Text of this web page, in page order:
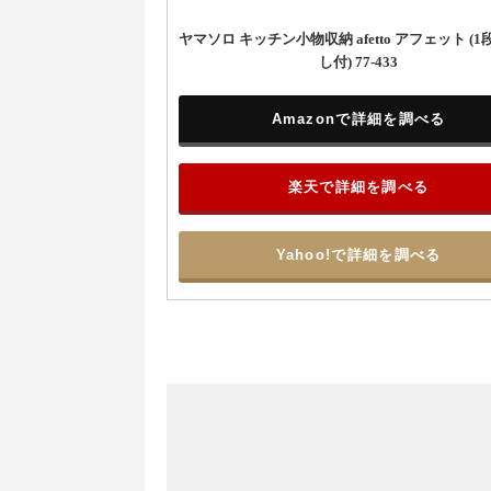
ヤマソロ キッチン小物収納 afetto アフェット (1
し付) 77-433
Amazonで詳細を調べる
楽天で詳細を調べる
Yahoo!で詳細を調べる